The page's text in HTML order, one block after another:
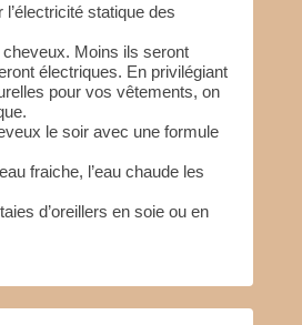
statique des
Moins ils seront
électriques. En privilégiant
pour vos vêtements, on
le soir avec une formule
fraiche, l’eau chaude les
d’oreillers en soie ou en